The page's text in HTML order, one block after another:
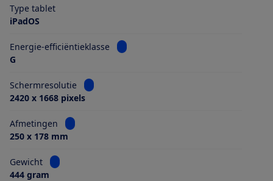
Type tablet
iPadOS
Energie-efficiëntieklasse
Bekijk informatie voor Energie-
G
Schermresolutie
Bekijk informatie voor Schermresolutie
2420 x 1668 pixels
Afmetingen
Bekijk informatie voor Afmetingen
250 x 178 mm
Gewicht
Bekijk informatie voor Gewicht
444 gram